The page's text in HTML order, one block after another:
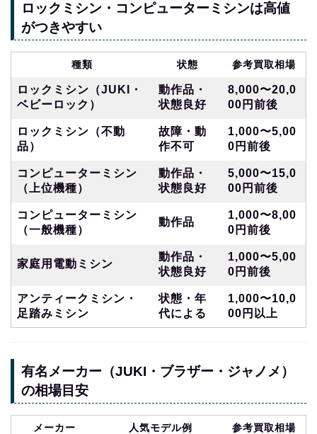
ロックミシン・コンピューターミシンは高値
がつきやすい
種類 状態 参考買取相場
ロックミシン（JUKI・
ベビーロック）
動作品・
状態良好
8,000〜20,0
00円前後
ロックミシン（不動
品）
故障・動
作不可
1,000〜5,00
0円前後
コンピューターミシン
（上位機種）
動作品・
状態良好
5,000〜15,0
00円前後
コンピューターミシン
（一般機種）
動作品
1,000〜8,00
0円前後
家庭用電動ミシン
動作品・
状態良好
1,000〜5,00
0円前後
アンティークミシン・
足踏みミシン
状態・年
代による
1,000〜10,0
00円以上
有名メーカー（JUKI・ブラザー・ジャノメ）
の相場目安
メーカー 人気モデル例 参考買取相場